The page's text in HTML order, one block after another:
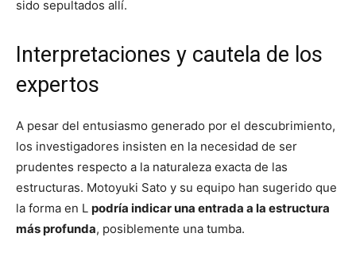
sido sepultados allí.
Interpretaciones y cautela de los
expertos
A pesar del entusiasmo generado por el descubrimiento,
los investigadores insisten en la necesidad de ser
prudentes respecto a la naturaleza exacta de las
estructuras. Motoyuki Sato y su equipo han sugerido que
la forma en L podría indicar una entrada a la estructura
más profunda, posiblemente una tumba.